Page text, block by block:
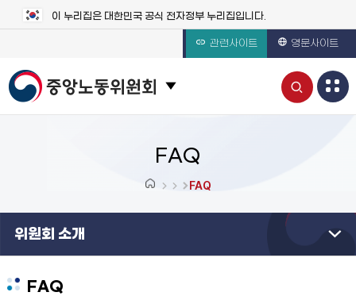
이 누리집은 대한민국 공식 전자정부 누리집입니다.
관련사이트 영문사이트
관련 사이트 목록 보기
통
합
열
FAQ
FAQ
위원회 소개
FAQ